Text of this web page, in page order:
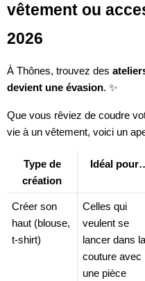
vêtement ou
2026
À Thônes, trouvez des
devient une évasion. ✨
Que vous rêviez de coudre
vie à un vêtement, voici un
Type de
création
Idéal
Créer son
haut (blouse,
t-shirt)
Celles qui
veulent se
lancer dans la
couture avec
une pièce